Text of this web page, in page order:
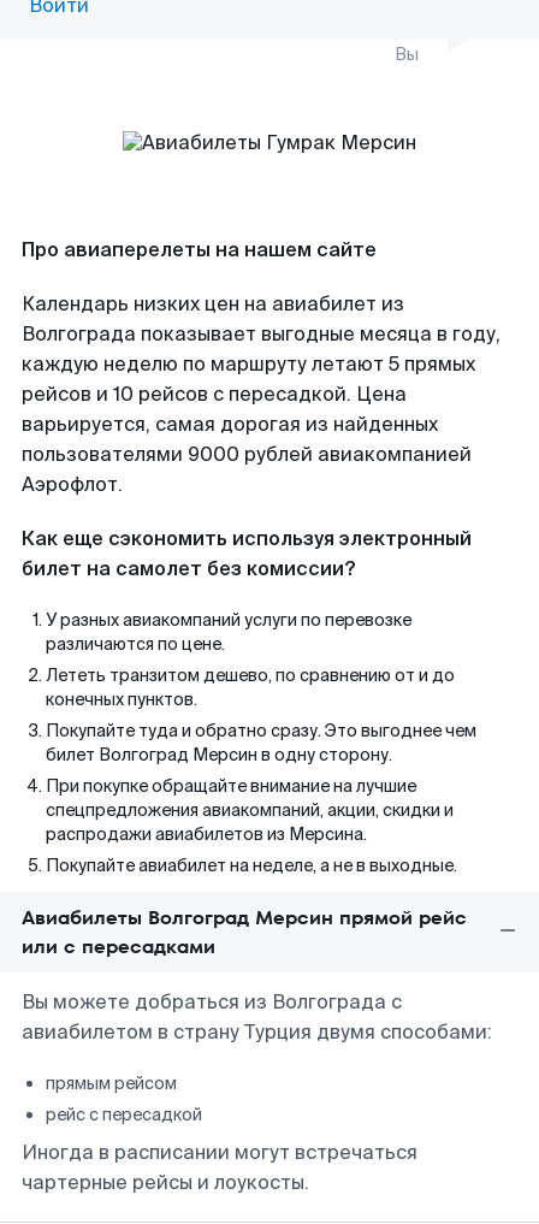
Войти
Вы
Про авиаперелеты на нашем сайте
Календарь низких цен на авиабилет из
Волгограда показывает выгодные месяца в году,
каждую неделю по маршруту летают 5 прямых
рейсов и 10 рейсов с пересадкой. Цена
варьируется, самая дорогая из найденных
пользователями 9000 рублей авиакомпанией
Аэрофлот.
Как еще сэкономить используя электронный
билет на самолет без комиссии?
У разных авиакомпаний услуги по перевозке
различаются по цене.
Лететь транзитом дешево, по сравнению от и до
конечных пунктов.
Покупайте туда и обратно сразу. Это выгоднее чем
билет Волгоград Мерсин в одну сторону.
При покупке обращайте внимание на лучшие
спецпредложения авиакомпаний, акции, скидки и
распродажи авиабилетов из Мерсина.
Покупайте авиабилет на неделе, а не в выходные.
Авиабилеты Волгоград Мерсин прямой рейс
или с пересадками
Вы можете добраться из Волгограда с
авиабилетом в страну Турция двумя способами:
прямым рейсом
рейс с пересадкой
Иногда в расписании могут встречаться
чартерные рейсы и лоукосты.